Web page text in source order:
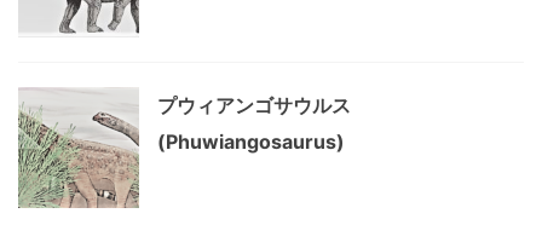
プウィアンゴサウルス
(Phuwiangosaurus)